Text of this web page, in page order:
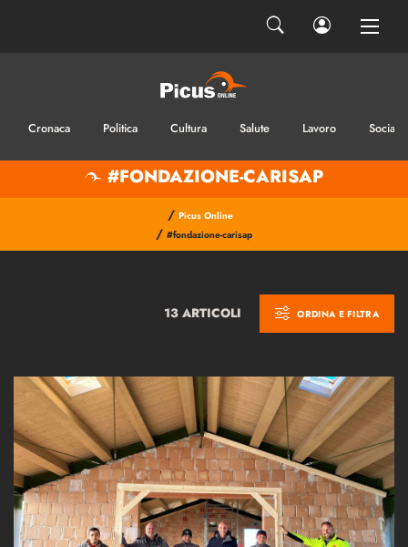
Cronaca Politica Cultura Salute Lavoro Sociale
#FONDAZIONE-CARISAP
/ Picus Online
/ #fondazione-carisap
13 ARTICOLI ORDINA E FILTRA